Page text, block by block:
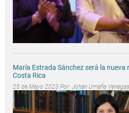
María Estrada Sánchez será la nueva
Costa Rica
25 de Mayo 2023 Por: Johan Umaña Venegas